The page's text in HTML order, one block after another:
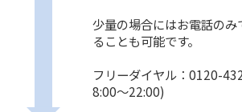
少量の場合にはお電話の
ることも可能です。
フリーダイヤル：0120-
8:00〜22:00)